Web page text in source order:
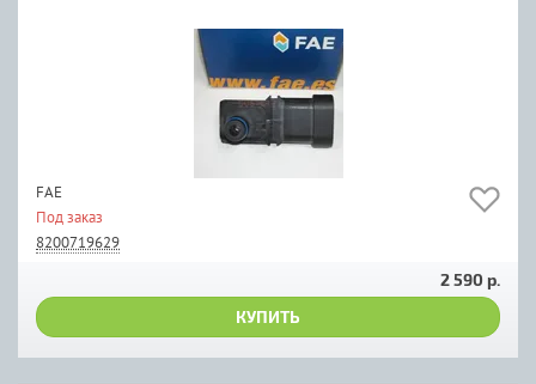
FAE
Под заказ
8200719629
2 590 р.
КУПИТЬ